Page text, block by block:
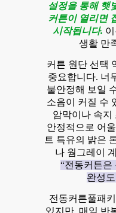
설정을 통해 햇
커튼이 열리면
시작됩니다.
생활 만
커튼 원단 선택
중요합니다. 너
불안정해 보일
소음이 커질 수
암막이나 속지
안정적으로 어
트 특유의 밝은
나 웜그레이
“전동커튼은
완성
전동커튼풀패